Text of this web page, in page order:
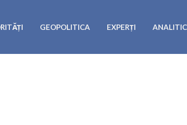
GEOPOLITICA EXPERȚI